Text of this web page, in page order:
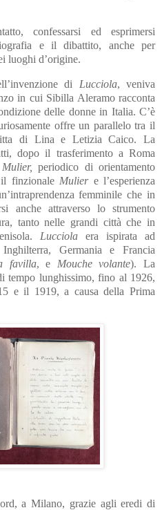
confessarsi ed esprimersi
e il dibattito, anche per
luoghi d’origine.
di Lucciola, veniva
in cui Sibilla Aleramo racconta
delle donne in Italia. C’è
offre un parallelo tra il
di Lina e Letizia Caico. La
dopo il trasferimento a Roma
Mulier, periodico di orientamento
finzionale Muliere l’esperienza
femminile che in
anche attraverso lo strumento
tanto nelle grandi città che in
Lucciolaera ispirata ad
Germania e Francia
favilla, e Mouche volante). La
tempo lunghissimo, fino al 1926,
e il 1919, a causa della Prima
a Milano, grazie agli eredi di